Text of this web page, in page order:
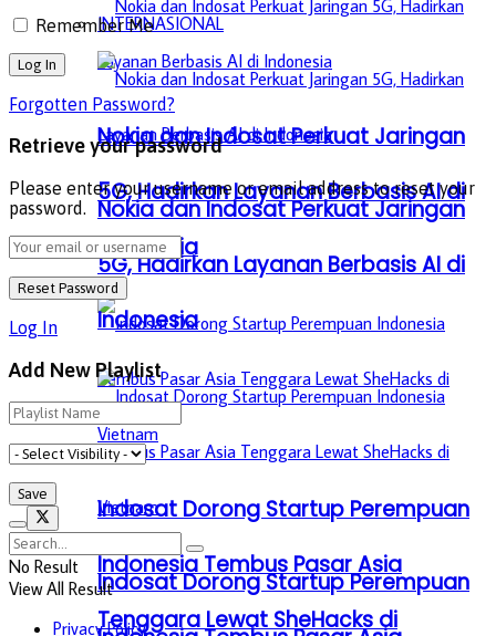
Nokia dan Indosat Perkuat Jaringan
5G, Hadirkan Layanan Berbasis AI di
Indonesia
Indosat Dorong Startup Perempuan
Indonesia Tembus Pasar Asia
Tenggara Lewat SheHacks di
INTERNASIONAL
Nokia dan Indosat Perkuat Jaringan
5G, Hadirkan Layanan Berbasis AI di
Indonesia
Indosat Dorong Startup Perempuan
Remember Me
Forgotten Password?
Retrieve your password
Please enter your username or email address to reset your
password.
Log In
Add New Playlist
No Result
View All Result
Privacy Policy